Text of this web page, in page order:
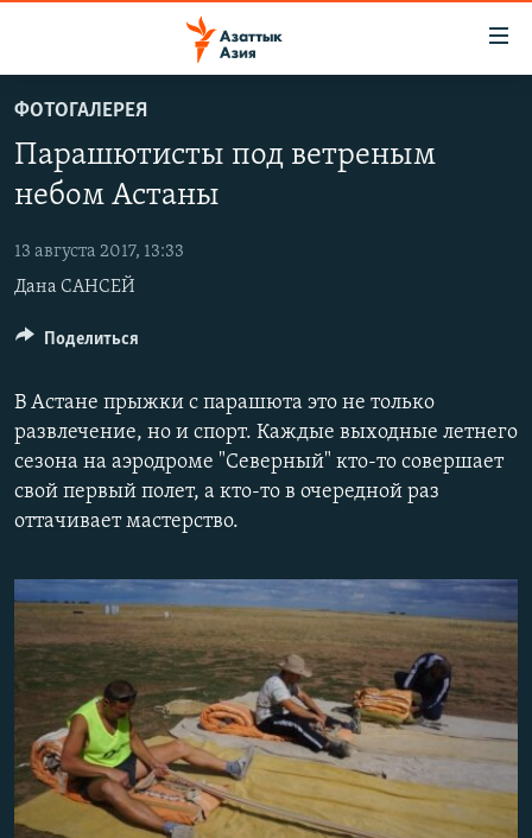
основному
содержанию
навигации
Вернутся
поиску
КАЗАХСТАН
УЗБЕКИСТАН
ТАДЖИКИСТАН
НОВОСТИ
ВОЙНА В УКРАИНЕ
НА ДРУГИХ ЯЗЫКАХ
ҚАЗАҚША
КЫРГЫЗЧА
ТОҶИКӢ
TÜRKMENÇE
Все сайты РСЕ/РС
ФОТОГАЛЕРЕЯ
Парашютисты под ветреным
небом Астаны
13 августа 2017, 13:33
Дана САНСЕЙ
В Астане прыжки с парашюта это не только
развлечение, но и спорт. Каждые выходные летнего
сезона на аэродроме "Северный" кто-то совершает
свой первый полет, а кто-то в очередной раз
оттачивает мастерство.
Поделиться